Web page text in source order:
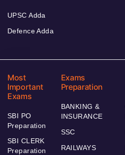
UPSC Adda
Defence Adda
Most
Important
Exams
SBI PO
Preparation
SBI CLERK
Preparation
Exams
Preparation
BANKING &
INSURANCE
SSC
RAILWAYS